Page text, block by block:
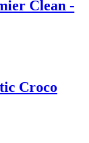
Clean -
Croco